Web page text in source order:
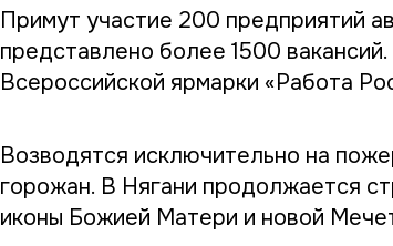
Примут участие 200 предприятий
представлено более 1500
Всероссийской ярмарки «Работа
Возводятся исключительно на
горожан. В Нягани продолжается
иконы Божией Матери и новой